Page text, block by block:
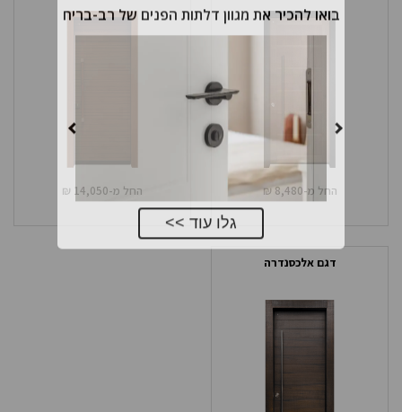
₪8,480החל מ- ₪ 14,050החל מ-
דגם אלכסנדרה
בואו להכיר את מגוון דלתות הפנים של רב-בריח